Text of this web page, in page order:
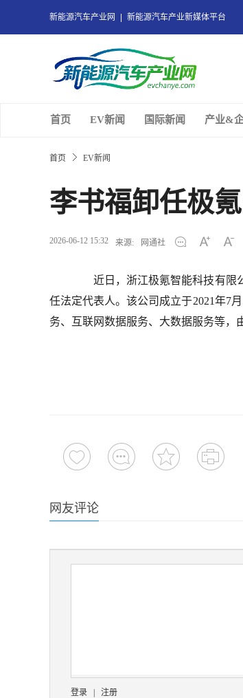
新能源汽车产业网 新能源汽车产业新媒体平台
首页 EV新闻 国际新闻 产业&
首页 EV新闻
李书福卸任极
2026-06-12 15:32 来源: 网通社
近日，浙江极氪智能科技有限公
任法定代表人。该公司成立于2021年7
务、互联网数据服务、大数据服务等，
网友评论
登录 注册